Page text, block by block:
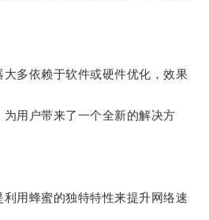
多依赖于软件或硬件优化，效果
用户带来了一个全新的解决方
用蜂蜜的独特特性来提升网络速